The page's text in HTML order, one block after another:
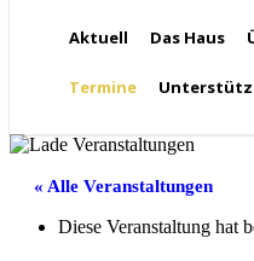
Aktuell Das Haus
Termine
« Alle Veranstaltungen
Diese Veranstaltung hat